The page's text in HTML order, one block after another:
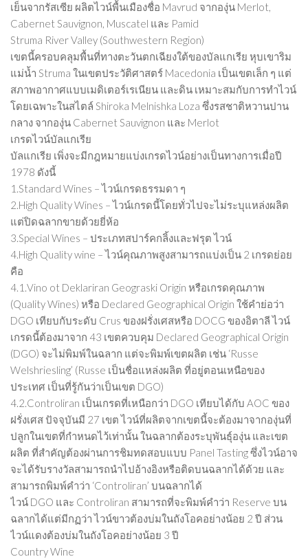
เย็นจากรัสเซีย ผลิตไวน์พื้นเมืองชื่อ Mavrud จากองุ่น Merlot,
Cabernet Sauvignon, Muscatel และ Pamid
Struma River Valley (Southwestern Region)
เขตนี้ครอบคลุมพื้นที่ทางตะวันตกเฉียงใต้ของบัลแกเรีย หุบเขาริม
แม่น้ำ Struma ในเขตประวัติศาสตร์ Macedonia เป็นเขตเล็ก ๆ แต่
สภาพอากาศแบบเมดิเตอร์เรเนียน และดิน เหมาะสมกับการทำไวน์
โดยเฉพาะในสไตล์ Shiroka Melnishka Loza ซึ่งรสชาติหวานปาน
กลาง จากองุ่น Cabernet Sauvignon และ Merlot
เกรดไวน์บัลแกเรีย
บัลแกเรีย เพิ่งจะมีกฎหมายแบ่งเกรดไวน์อย่างเป็นทางการเมื่อปี
1978 ดังนี้
1.Standard Wines – ไวน์เกรดธรรมดา ๆ
2.High Quality Wines – ไวน์เกรดนี้โดยทั่วไปจะไม่ระบุแหล่งผลิต
แต่ปิดฉลากขายด้วยยี่ห้อ
3.Special Wines – ประเภทสปาร์คกลิ้งและฟรุต ไวน์
4.High Quality wine – ไวน์คุณภาพสูงสามารถแบ่งเป็น 2 เกรดย่อย
คือ
4.1.Vino ot Deklariran Geograski Origin หรือเกรดคุณภาพ
(Quality Wines) หรือ Declared Geographical Origin ใช้คำย่อว่า
DGO เทียบกับระดับ Crus ของฝรั่งเศสหรือ DOCG ของอิตาลี ไวน์
เกรดนี้ต้องมาจาก 43 เขตควบคุม Declared Geographical Origin
(DGO) จะไม่พิมพ์ในฉลาก แต่จะพิมพ์เขตผลิต เช่น ‘Russe
Welshriesling’ (Russe เป็นชื่อแหล่งผลิต ที่อยู่ตอนเหนือของ
ประเทศ เป็นที่รู้กันว่าเป็นเขต DGO)
4.2.Controliran เป็นเกรดที่เหนือกว่า DGO เทียบได้กับ AOC ของ
ฝรั่งเศส ปัจจุบันมี 27 เขต ไวน์ที่ผลิตจากเขตนี้จะต้องมาจากองุ่นที่
ปลูกในเขตที่กำหนดไว้เท่านั้น ในฉลากต้องระบุพันธุ์องุ่น และเขต
ผลิต ที่สำคัญต้องผ่านการชิมทดสอบแบบ Panel Tasting ซึ่งไวน์อาจ
จะได้รับรางวัลสามารถนำไปอ้างอิงหรือติดบนฉลากได้ด้วย และ
สามารถพิมพ์คำว่า ‘Controliran’ บนฉลากได้
ไวน์ DGO และ Controliran สามารถที่จะพิมพ์คำว่า Reserve บน
ฉลากได้แต่มีกฏว่า ไวน์ขาวต้องบ่มในถังโอคอย่างน้อย 2 ปี ส่วน
ไวน์แดงต้องบ่มในถังโอคอย่างน้อย 3 ปี
Country Wine